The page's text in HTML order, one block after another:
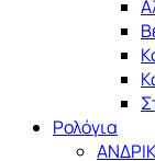
Ρολόγια